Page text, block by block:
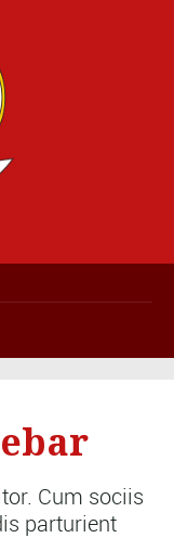
Cum sociis
parturient